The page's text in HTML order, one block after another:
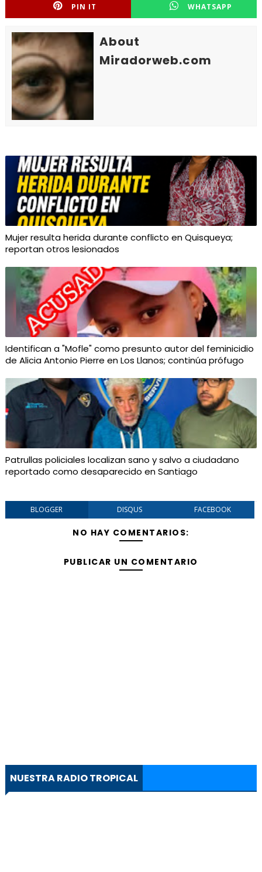
PIN IT WHATSAPP
About
Miradorweb.com
Mujer resulta herida durante conflicto en Quisqueya;
reportan otros lesionados
Identifican a "Mofle" como presunto autor del feminicidio
de Alicia Antonio Pierre en Los Llanos; continúa prófugo
Patrullas policiales localizan sano y salvo a ciudadano
reportado como desaparecido en Santiago
BLOGGER DISQUS FACEBOOK
NO HAY COMENTARIOS:
PUBLICAR UN COMENTARIO
NUESTRA RADIO TROPICAL